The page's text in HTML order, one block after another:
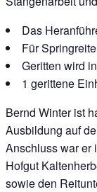
Das
Für
Geritten wird
1 gerittene
Bernd Winter ist
Ausbildung auf
Anschluss war er
Hofgut
sowie den